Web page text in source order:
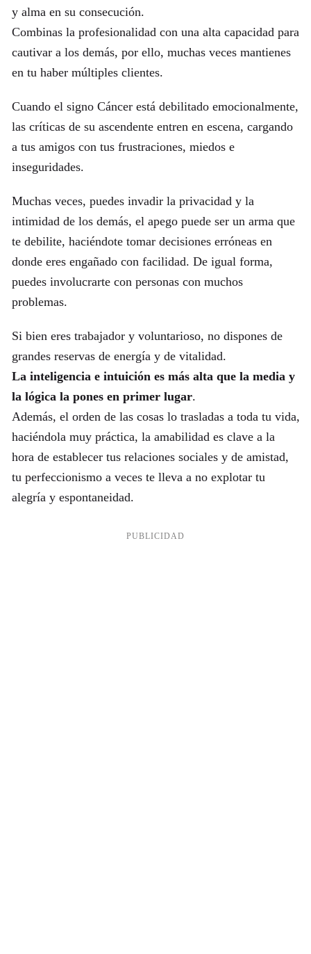
y alma en su consecución.
Combinas la profesionalidad con una alta capacidad para
cautivar a los demás, por ello, muchas veces mantienes
en tu haber múltiples clientes.
Cuando el signo Cáncer está debilitado emocionalmente,
las críticas de su ascendente entren en escena, cargando
a tus amigos con tus frustraciones, miedos e
inseguridades.
Muchas veces, puedes invadir la privacidad y la
intimidad de los demás, el apego puede ser un arma que
te debilite, haciéndote tomar decisiones erróneas en
donde eres engañado con facilidad. De igual forma,
puedes involucrarte con personas con muchos
problemas.
Si bien eres trabajador y voluntarioso, no dispones de
grandes reservas de energía y de vitalidad.
La inteligencia e intuición es más alta que la media y
la lógica la pones en primer lugar.
Además, el orden de las cosas lo trasladas a toda tu vida,
haciéndola muy práctica, la amabilidad es clave a la
hora de establecer tus relaciones sociales y de amistad,
tu perfeccionismo a veces te lleva a no explotar tu
alegría y espontaneidad.